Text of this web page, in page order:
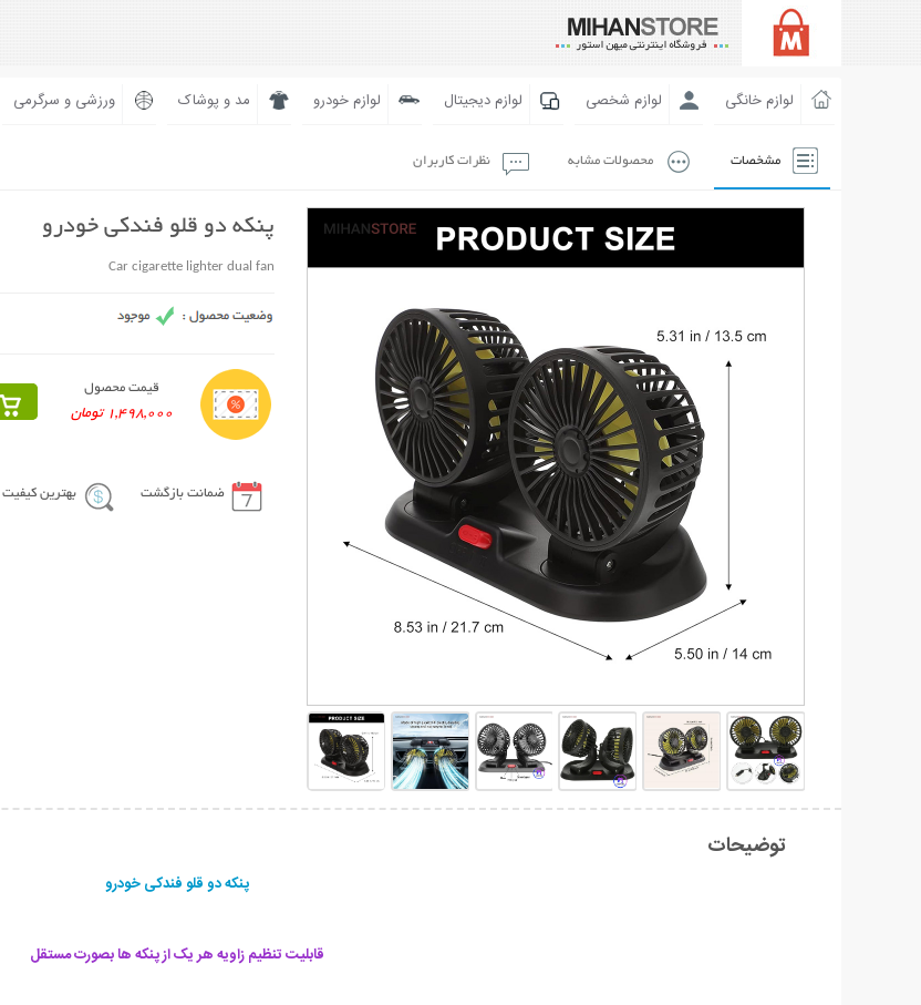
لوازم خانگی لوازم شخصی لوازم دیجیتال لوازم خودرو مد و پوشاک ورزشی و سرگرمی
مشخصات محصولات مشابه نظرات کاربران
پنکه دو قلو فندکی خودرو
Car cigarette lighter dual fan
قیمت محصول
1,498,000 تومان
ضمانت بازگشت بهترین
توضیحات
پنکه دو قلو فندکی خودرو
قابلیت تنظیم زاویه هر یک از پنکه ها بصورت مستقل